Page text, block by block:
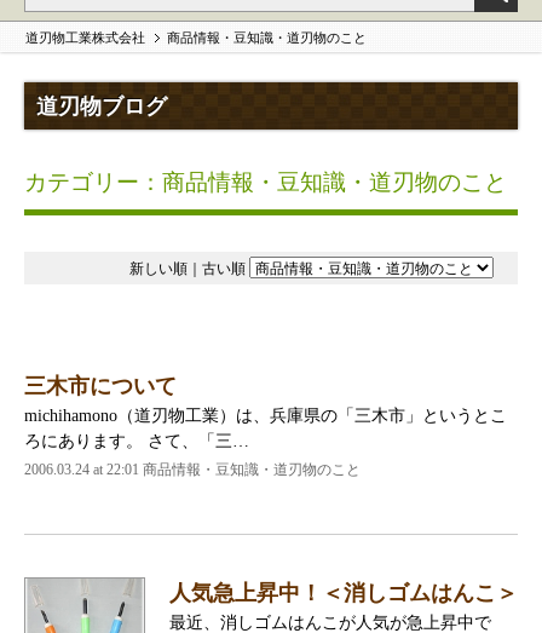
道刃物工業株式会社 商品情報・豆知識・道刃物のこと
道刃物ブログ
カテゴリー：商品情報・豆知識・道刃物のこと
新しい順 古い順
三木市について
michihamono（道刃物工業）は、兵庫県の「三木市」というとこ
ろにあります。 さて、「三…
2006.03.24 at 22:01 商品情報・豆知識・道刃物のこと
人気急上昇中！＜消しゴムはんこ＞
最近、消しゴムはんこが人気が急上昇中で